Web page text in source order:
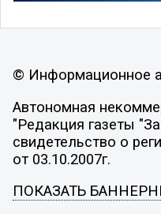
© Информационное
Автономная
"Редакция газеты
свидетельство о
от 03.10.2007г.
ПОКАЗАТЬ